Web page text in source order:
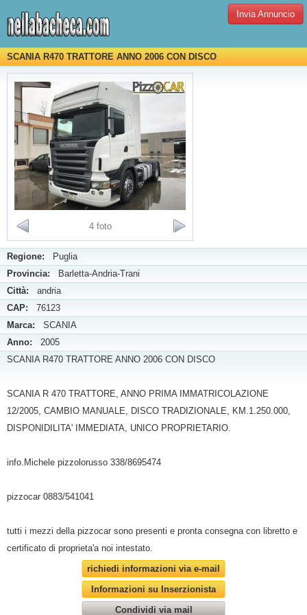
Invia Annuncio
SCANIA R470 TRATTORE ANNO 2006 CON DISCO
4 foto
Regione: Puglia
Provincia: Barletta-Andria-Trani
Città: andria
CAP: 76123
Marca: SCANIA
Anno: 2005
SCANIA R470 TRATTORE ANNO 2006 CON DISCO
SCANIA R 470 TRATTORE, ANNO PRIMA IMMATRICOLAZIONE
12/2005, CAMBIO MANUALE, DISCO TRADIZIONALE, KM.1.250.000,
DISPONIDILITA' IMMEDIATA, UNICO PROPRIETARIO.
info.Michele pizzolorusso 338/8695474
pizzocar 0883/541041
tutti i mezzi della pizzocar sono presenti e pronta consegna con libretto e
certificato di proprieta'a noi intestato.
richiedi informazioni via e-mail
Informazioni su Inserzionista
Condividi via mail